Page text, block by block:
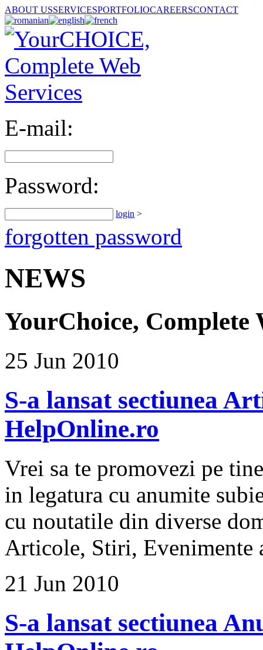
ABOUT USSERVICESPORTFOLIOCAREERSCONTACT
E-mail:
Password:
login >
forgotten password
NEWS
YourChoice, Complete
25 Jun 2010
S-a lansat sectiunea
HelpOnline.ro
Vrei sa te promovezi pe
in legatura cu anumite
cu noutatile din diverse
Articole, Stiri,
21 Jun 2010
S-a lansat sectiunea